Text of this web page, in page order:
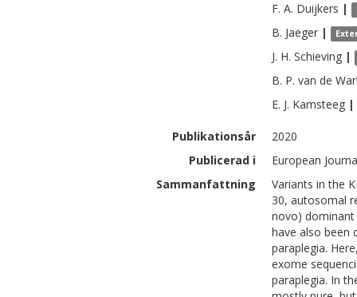
F. A. Duijkers |
B. Jaeger |
J. H. Schieving |
B. P. van de
E. J. Kamsteeg |
Publikationsår
2020
Publicerad i
European
Sammanfattning
Variants in the
30, autosomal
novo) dominant
have also been
paraplegia.
exome
paraplegia. In